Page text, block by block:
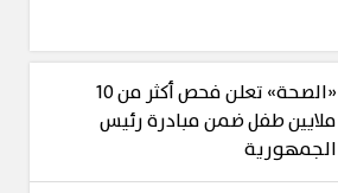
«الصحة» تعلن فحص أكثر من 10
ملايين طفل ضمن مبادرة رئيس
الجمهورية